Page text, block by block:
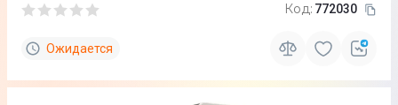
Код: 772030
Ожидается